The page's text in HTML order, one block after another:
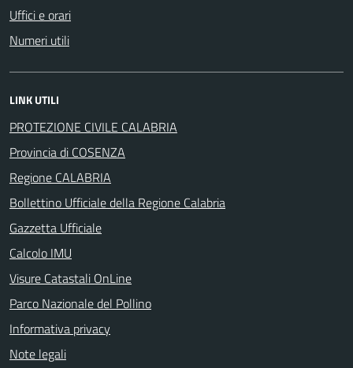
Uffici e orari
Numeri utili
LINK UTILI
PROTEZIONE CIVILE CALABRIA
Provincia di COSENZA
Regione CALABRIA
Bollettino Ufficiale della Regione Calabria
Gazzetta Ufficiale
Calcolo IMU
Visure Catastali OnLine
Parco Nazionale del Pollino
Informativa privacy
Note legali